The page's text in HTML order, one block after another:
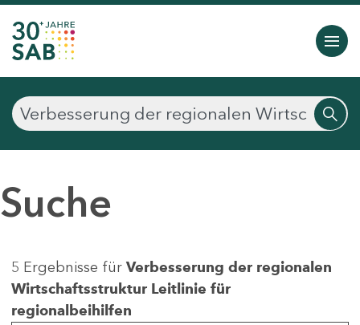
Suche
5 Ergebnisse für Verbesserung der regionalen
Wirtschaftsstruktur Leitlinie für
regionalbeihilfen